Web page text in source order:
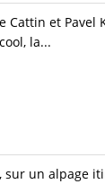
Cattin et
la...
un alpage